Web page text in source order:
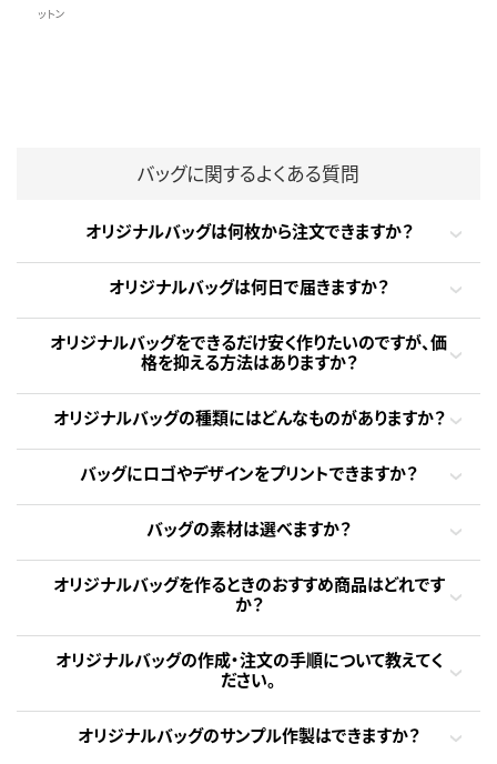
ットン
バッグに関するよくある質問
オリジナルバッグは何枚から注文できますか？
オリジナルバッグは何日で届きますか？
オリジナルバッグをできるだけ安く作りたいのですが、価
格を抑える方法はありますか？
オリジナルバッグの種類にはどんなものがありますか？
バッグにロゴやデザインをプリントできますか？
バッグの素材は選べますか？
オリジナルバッグを作るときのおすすめ商品はどれです
か？
オリジナルバッグの作成・注文の手順について教えてく
ださい。
オリジナルバッグのサンプル作製はできますか？